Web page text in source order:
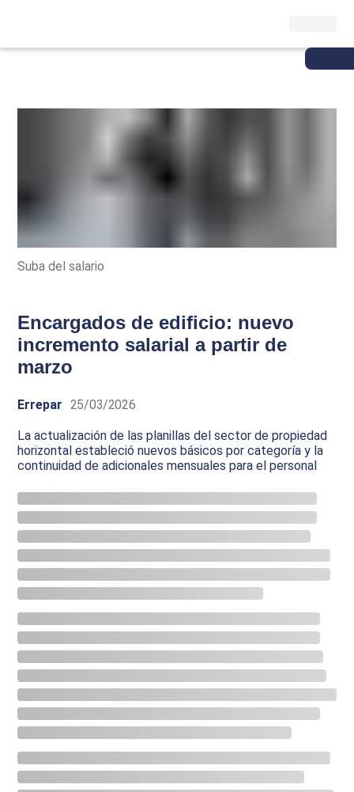
Suba del salario
Encargados de edificio: nuevo
incremento salarial a partir de
marzo
Errepar 25/03/2026
La actualización de las planillas del sector de propiedad
horizontal estableció nuevos básicos por categoría y la
continuidad de adicionales mensuales para el personal